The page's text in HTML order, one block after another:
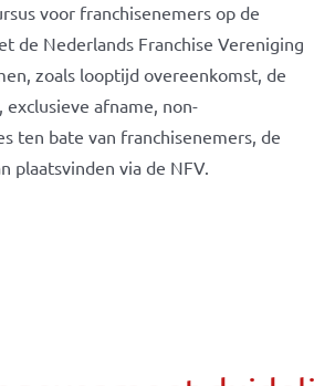
voor franchisenemers op de
de Nederlands Franchise Vereniging
zoals looptijd overeenkomst, de
afname, non-
ten bate van franchisenemers, de
plaatsvinden via de NFV.